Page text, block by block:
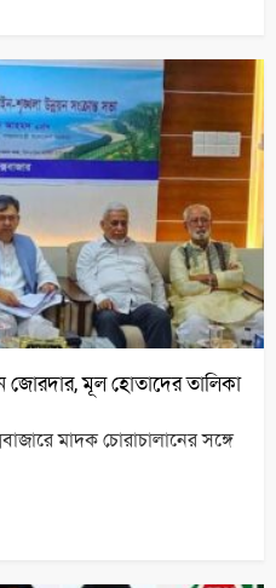
জোরদার, মূল হোতাদের তালিকা
মাদক চোরাচালানের সঙ্গে